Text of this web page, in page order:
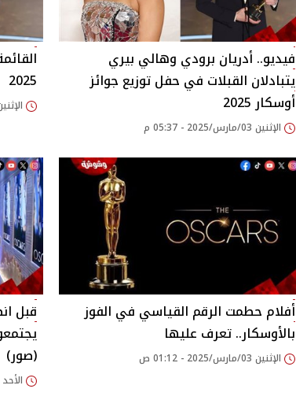
فيديو.. أدريان برودي وهالي بيري
يتبادلان القبلات في حفل توزيع جوائز
أوسكار 2025
الإثنين 03/مارس/2025 - 05:37 م
2025
الإثنين 03/مارس/2025 -
أفلام حطمت الرقم القياسي في الفوز
بالأوسكار.. تعرف عليها
الإثنين 03/مارس/2025 - 01:12 ص
قبل
(صور)
الأحد 02/مارس/2025 -